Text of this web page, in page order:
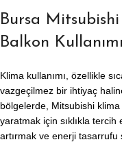
Bursa
Balkon
Klima kullanımı, özellikle
vazgeçilmez bir ihtiyaç
bölgelerde, Mitsubishi
yaratmak için sıklıkla
artırmak ve enerji tasarrufu